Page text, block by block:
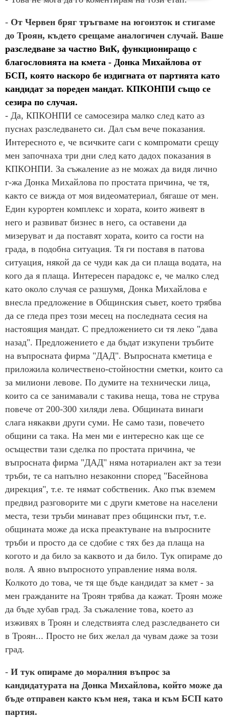
- От Червен бряг тръгваме на югоизток и стигаме
до Троян, където срещаме аналогичен случай. Ваше
разследване за частно ВиК, функциониращо с
благословията на кмета - Донка Михайлова от
БСП, която наскоро бе издигната от партията като
кандидат за пореден мандат. КПКОНПИ също се
сезира по случая.
- Да, КПКОНПИ се самосезира малко след като аз
пуснах разследването си. Дал съм вече показания.
Интересното е, че всичките саги с компромати срещу
мен започнаха три дни след като дадох показания в
КПКОНПИ. За съжаление аз не можах да видя лично
г-жа Донка Михайлова по простата причина, че тя,
както се вижда от моя видеоматериал, бягаше от мен.
Един курортен комплекс и хората, които живеят в
него и развиват бизнес в него, са оставени да
мизеруват и да поставят хората, които са гости на
града, в подобна ситуация. Тя ги поставя в патова
ситуация, някой да се чуди как да си плаща водата, на
кого да я плаща. Интересен парадокс е, че малко след
като около случая се разшумя, Донка Михайлова е
внесла предложение в Общинския съвет, което трябва
да се гледа през този месец на последната сесия на
настоящия мандат. С предложението си тя леко "дава
назад". Предложението е да бъдат изкупени тръбите
на въпросната фирма "ДАД". Въпросната кметица е
приложила количествено-стойностни сметки, които са
за милиони левове. По думите на технически лица,
които са се занимавали с такива неща, това не струва
повече от 200-300 хиляди лева. Общината винаги
слага някакви други суми. Не само тази, повечето
общини са така. На мен ми е интересно как ще се
осъществи тази сделка по простата причина, че
въпросната фирма "ДАД" няма нотариален акт за тези
тръби, те са напълно незаконни според "Басейнова
дирекция", т.е. те нямат собственик. Ако пък вземем
предвид разговорите ми с други кметове на населени
места, тези тръби минават през общински път, т.е.
общината може да иска преактуване на въпросните
тръби и просто да се сдобие с тях без да плаща на
когото и да било за каквото и да било. Тук опираме до
воля. А явно въпросното управление няма воля.
Колкото до това, че тя ще бъде кандидат за кмет - за
мен гражданите на Троян трябва да кажат. Троян може
да бъде хубав град. За съжаление това, което аз
изживях в Троян и следствията след разследването си
в Троян... Просто не бих желал да чувам даже за този
град.
- И тук опираме до моралния въпрос за
кандидатурата на Донка Михайлова, който може да
бъде отправен както към нея, така и към БСП като
партия.